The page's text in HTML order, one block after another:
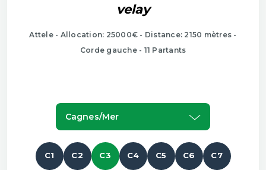
velay
Attele - Allocation: 25000€ - Distance: 2150 mètres -
Corde gauche - 11 Partants
Cagnes/mer
C1 C2 C3 C4 C5 C6 C7